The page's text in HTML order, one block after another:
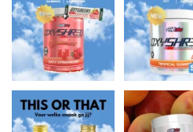
Die OxyShred
Gummies von...
3
Portion! ⚡
0
Maté & Guarana für
den Energiekick
oder...
Küss meinen
und
Fett! 🍑🔥